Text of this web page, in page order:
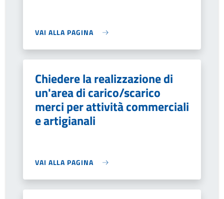
VAI ALLA PAGINA
Chiedere la realizzazione di
un'area di carico/scarico
merci per attività commerciali
e artigianali
VAI ALLA PAGINA